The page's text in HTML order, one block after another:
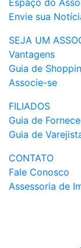
Espaço do
Envie sua
SEJA UM
Vantagens
Guia de
Associe-se
FILIADOS
Guia de
Guia de
CONTATO
Fale Conosco
Assessoria de